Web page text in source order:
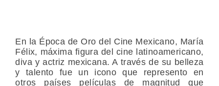
En la Época de Oro del Cine Mexicano, María
Félix, máxima figura del cine latinoamericano,
diva y actriz mexicana. A través de su belleza
y talento fue un icono que represento en
otros países películas de magnitud que